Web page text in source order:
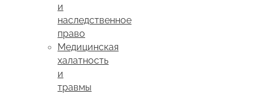
и
наследственное
право
Медицинская
халатность
и
травмы